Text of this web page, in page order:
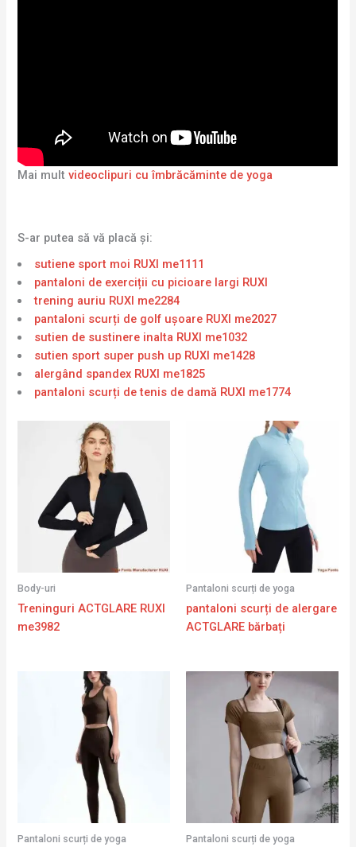
Mai multvideoclipuri cu îmbrăcăminte de yoga
S-ar putea să vă placă și:
sutiene sport moi RUXI me1111
pantaloni de exerciții cu picioare largi RUXI
trening auriu RUXI me2284
pantaloni scurți de golf ușoare RUXI me2027
sutien de sustinere inalta RUXI me1032
sutien sport super push up RUXI me1428
alergând spandex RUXI me1825
pantaloni scurți de tenis de damă RUXI me1774
Body-uri
Treninguri ACTGLARE RUXI
me3982
Pantaloni scurți de yoga
pantaloni scurți de alergare
ACTGLARE bărbați
Pantaloni scurți de yoga Pantaloni scurți de yoga